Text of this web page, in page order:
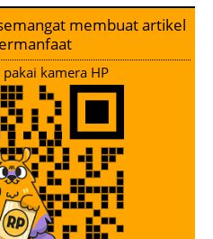
membuat artikel
pakai kamera HP